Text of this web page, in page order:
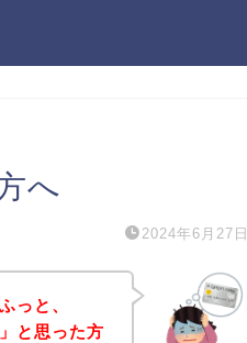
へ
2024年6月27日
っと、
と思った方